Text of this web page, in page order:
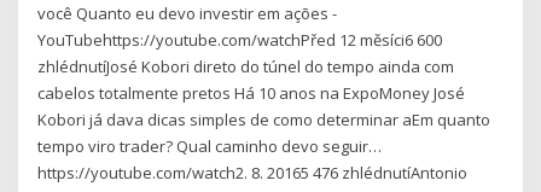
você Quanto eu devo investir em ações -
YouTubehttps://youtube.com/watchPřed 12 měsíci6 600
zhlédnutíJosé Kobori direto do túnel do tempo ainda com
cabelos totalmente pretos Há 10 anos na ExpoMoney José
Kobori já dava dicas simples de como determinar aEm quanto
tempo viro trader? Qual caminho devo seguir…
https://youtube.com/watch2. 8. 20165 476 zhlédnutíAntonio